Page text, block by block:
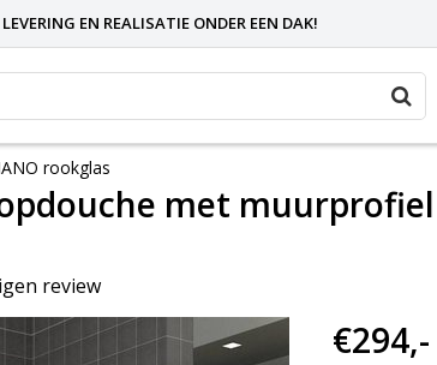
LEVERING EN REALISATIE ONDER EEN DAK!
rookglas
met
review
€294,-